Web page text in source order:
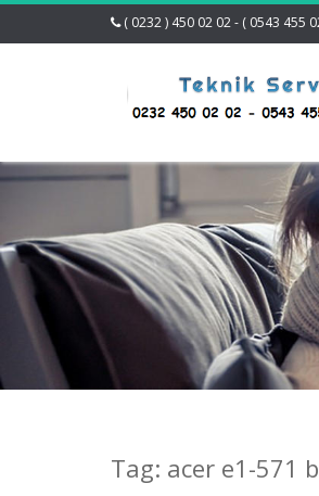
( 0232 ) 450 02 02 - ( 0543 455
Tag: acer e1-571